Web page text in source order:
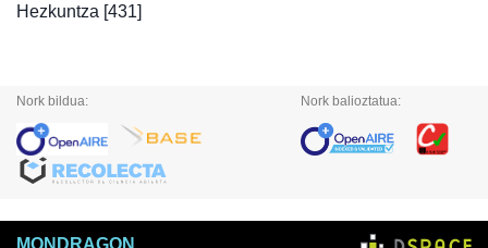
Hezkuntza [431]
Nork bildua: Nork balioztatua: